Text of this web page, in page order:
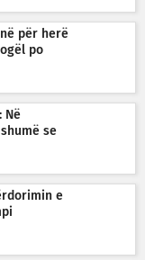
për herë
po
Në
se
e